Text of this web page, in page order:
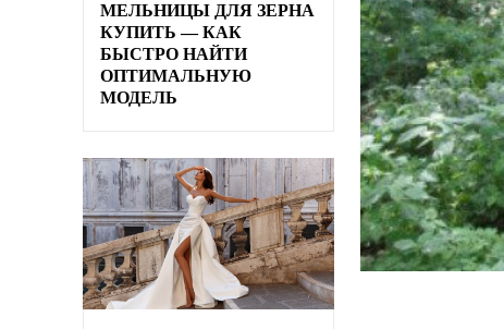
МЕЛЬНИЦЫ ДЛЯ ЗЕРНА
КУПИТЬ — КАК
БЫСТРО НАЙТИ
ОПТИМАЛЬНУЮ
МОДЕЛЬ